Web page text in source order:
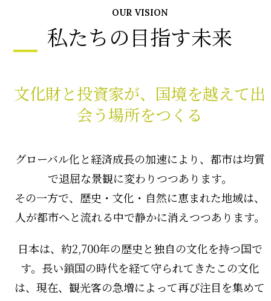
OUR VISION
私たちの目指す未来
文化財と投資家が、国境を越えて出
会う場所をつくる
グローバル化と経済成長の加速により、都市は均質
で退屈な景観に変わりつつあります。
その一方で、歴史・文化・自然に恵まれた地域は、
人が都市へと流れる中で静かに消えつつあります。
日本は、約2,700年の歴史と独自の文化を持つ国で
す。長い鎖国の時代を経て守られてきたこの文化
は、現在、観光客の急増によって再び注目を集めて